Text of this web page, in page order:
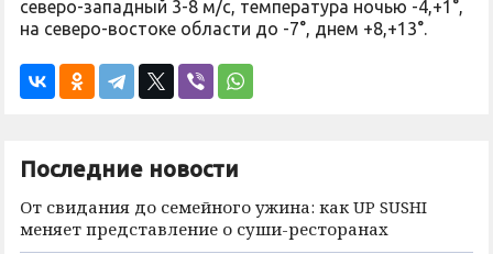
северо-западный 3-8 м/с, температура ночью -4,+1°,
на северо-востоке области до -7°, днем +8,+13°.
Последние новости
От свидания до семейного ужина: как UP SUSHI
меняет представление о суши-ресторанах